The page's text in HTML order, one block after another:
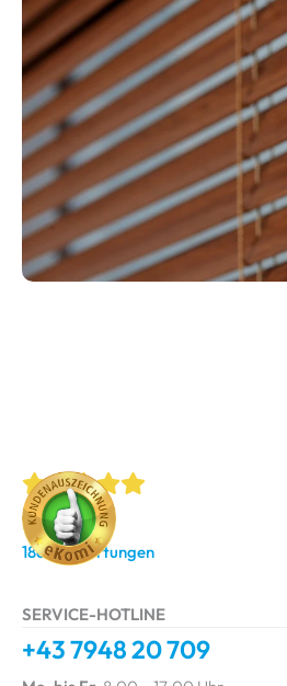
SERVICE-HOTLINE
+43 7948 20 709
4.9/ 5.0
1863 Bewertungen